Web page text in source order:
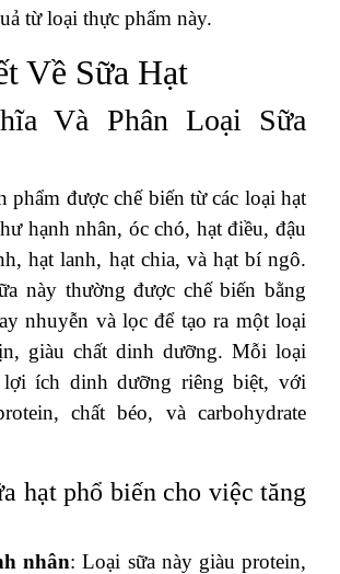
từ loại thực phẩm này.
Về Sữa Hạt
Và Phân Loại Sữa
phẩm được chế biến từ các loại hạt
hạnh nhân, óc chó, hạt điều, đậu
hạt lanh, hạt chia, và hạt bí ngô.
này thường được chế biến bằng
nhuyễn và lọc để tạo ra một loại
giàu chất dinh dưỡng. Mỗi loại
ích dinh dưỡng riêng biệt, với
chất béo, và carbohydrate
hạt phổ biến cho việc tăng
nhân: Loại sữa này giàu protein,